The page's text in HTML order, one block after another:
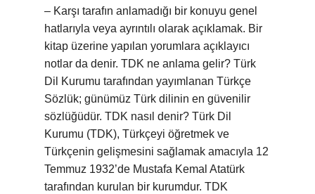
– Karşı tarafın anlamadığı bir konuyu genel
hatlarıyla veya ayrıntılı olarak açıklamak. Bir
kitap üzerine yapılan yorumlara açıklayıcı
notlar da denir. TDK ne anlama gelir? Türk
Dil Kurumu tarafından yayımlanan Türkçe
Sözlük; günümüz Türk dilinin en güvenilir
sözlüğüdür. TDK nasıl denir? Türk Dil
Kurumu (TDK), Türkçeyi öğretmek ve
Türkçenin gelişmesini sağlamak amacıyla 12
Temmuz 1932’de Mustafa Kemal Atatürk
tarafından kurulan bir kurumdur. TDK